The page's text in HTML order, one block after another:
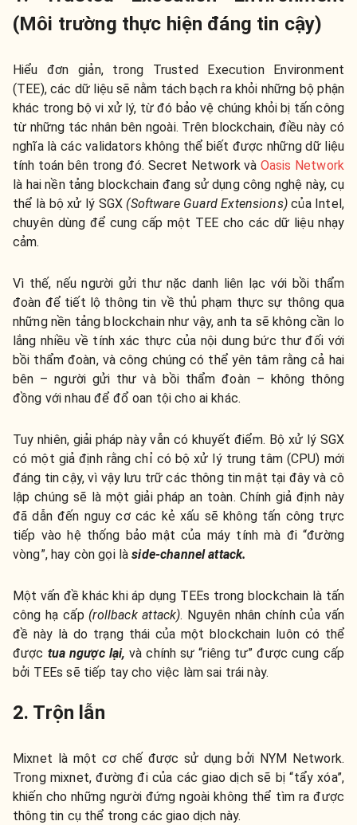
(Môi trường thực hiện đáng tin cậy)
Hiểu đơn giản, trong Trusted Execution Environment
(TEE), các dữ liệu sẽ nằm tách bạch ra khỏi những bộ phận
khác trong bộ vi xử lý, từ đó bảo vệ chúng khỏi bị tấn công
từ những tác nhân bên ngoài. Trên blockchain, điều này có
nghĩa là các validators không thể biết được những dữ liệu
tính toán bên trong đó. Secret Network và Oasis Network
là hai nền tảng blockchain đang sử dụng công nghệ này, cụ
thể là bộ xử lý SGX (Software Guard Extensions)của Intel,
chuyên dùng để cung cấp một TEE cho các dữ liệu nhạy
cảm.
Vì thế, nếu người gửi thư nặc danh liên lạc với bồi thẩm
đoàn để tiết lộ thông tin về thủ phạm thực sự thông qua
những nền tảng blockchain như vậy, anh ta sẽ không cần lo
lắng nhiều về tính xác thực của nội dung bức thư đối với
bồi thẩm đoàn, và công chúng có thể yên tâm rằng cả hai
bên – người gửi thư và bồi thẩm đoàn – không thông
đồng với nhau để đổ oan tội cho ai khác.
Tuy nhiên, giải pháp này vẫn có khuyết điểm. Bộ xử lý SGX
có một giả địnhrằng chỉ có bộ xử lý trung tâm (CPU) mới
đáng tin cậy, vì vậy lưu trữ các thông tin mật tại đây và cô
lập chúng sẽ là một giải pháp an toàn. Chính giả định này
đã dẫn đến nguy cơ các kẻ xấu sẽ không tấn công trực
tiếp vào hệ thống bảo mật của máy tính mà đi “đường
vòng”, hay còn gọi làside-channel attack.
Một vấn đề khác khi áp dụng TEEs trong blockchain là tấn
công hạ cấp (rollback attack). Nguyên nhân chính của vấn
đề này là do trạng thái của một blockchain luôn có thể
được tua ngược lại,và chính sự “riêng tư” được cung cấp
bởi TEEs sẽ tiếp tay cho việc làm sai trái này.
2. Trộn lẫn
Mixnet là một cơ chế được sử dụng bởi NYM Network.
Trong mixnet, đường đi của các giao dịch sẽ bị “tẩy xóa”,
khiến cho những người đứng ngoài không thể tìm ra được
thông tin cụ thể trong các giao dịch này.